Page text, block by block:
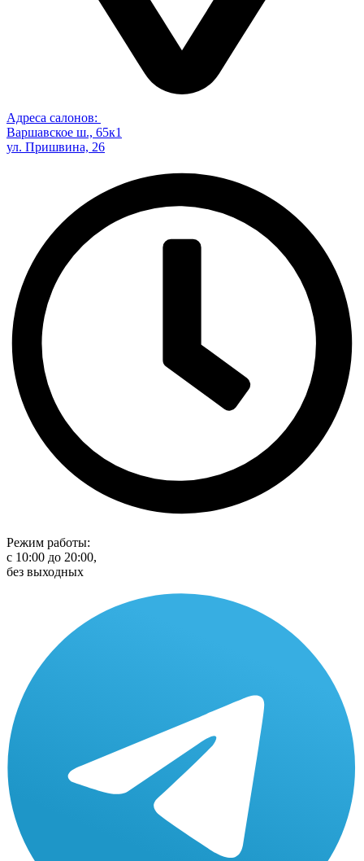
Адреса салонов:
Варшавское ш., 65к1
ул. Пришвина, 26
Режим работы:
с 10:00 до 20:00,
без выходных